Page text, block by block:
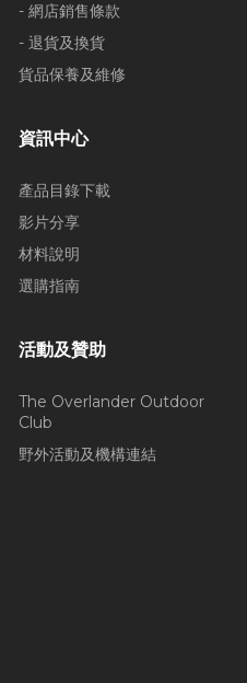
- 網店銷售條款
- 退貨及換貨
貨品保養及維修
資訊中心
產品目錄下載
影片分享
材料說明
選購指南
活動及贊助
The Overlander Outdoor
Club
野外活動及機構連結